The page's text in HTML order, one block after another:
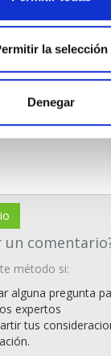
la selección
Denegar
un
método si:
alguna pregunta
expertos
tus